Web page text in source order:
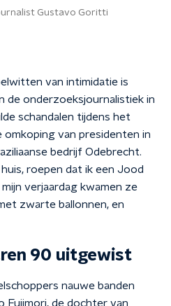
Gustavo Goritti
van intimidatie is
de onderzoeksjournalistiek in
schandalen tijdens het
omkoping van presidenten in
bedrijf Odebrecht.
roepen dat ik een Jood
verjaardag kwamen ze
zwarte ballonnen, en
90 uitgewist
nauwe banden
Fujimori, de dochter van